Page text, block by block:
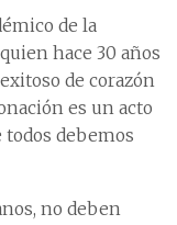
de la
hace 30 años
de corazón
es un acto
debemos
no deben